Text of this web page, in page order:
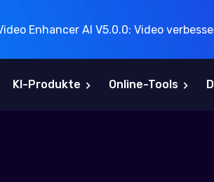
Enhancer AI V5.0.0: Video
KI-Produkte Online-Tools